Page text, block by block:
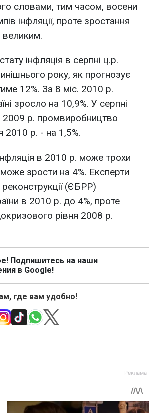
словами, тим часом, восени
інфляції, проте зростання
великим.
інфляція в серпні ц.р.
року, як прогнозує
12%. За 8 міс. 2010 р.
зросло на 10,9%. У серпні
2009 р. промвиробництво
2010 р. - на 1,5%.
в 2010 р. може трохи
зрости на 4%. Експерти
(ЄБРР)
в 2010 р. до 4%, проте
рівня 2008 р.
Подпишитесь на наши
в Google!
где вам удобно!